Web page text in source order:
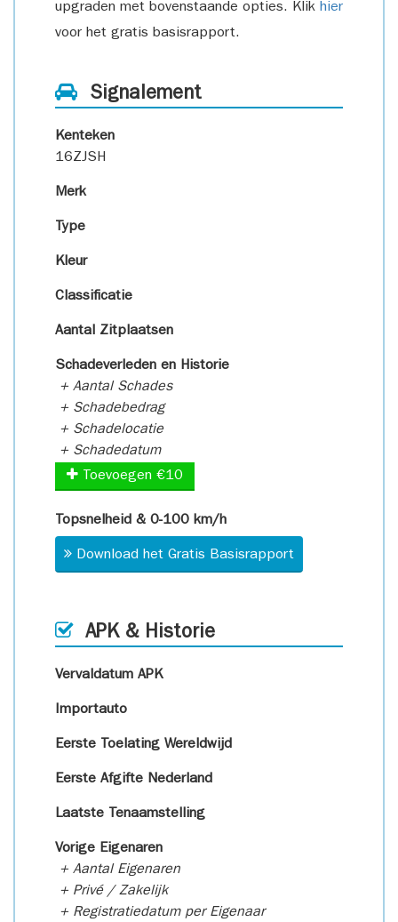
upgraden met bovenstaande opties. Klik hier
voor het gratis basisrapport.
Signalement
Kenteken
16ZJSH
Merk
Type
Kleur
Classificatie
Aantal Zitplaatsen
Schadeverleden en Historie
+ Aantal Schades
+ Schadebedrag
+ Schadelocatie
+ Schadedatum
Toevoegen €10
Topsnelheid & 0-100 km/h
Download het Gratis Basisrapport
APK & Historie
Vervaldatum APK
Importauto
Eerste Toelating Wereldwijd
Eerste Afgifte Nederland
Laatste Tenaamstelling
Vorige Eigenaren
+ Aantal Eigenaren
+ Privé / Zakelijk
+ Registratiedatum per Eigenaar